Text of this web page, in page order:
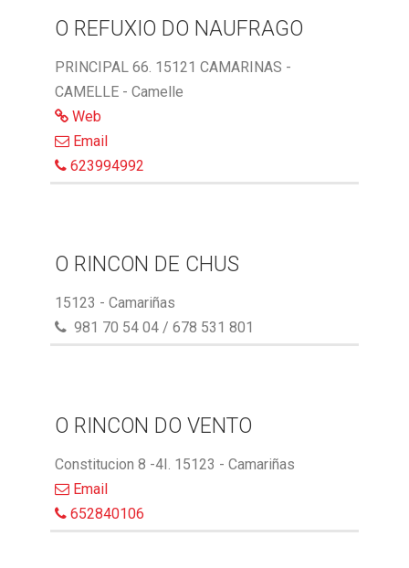
O REFUXIO DO NAUFRAGO
PRINCIPAL 66. 15121 CAMARINAS -
CAMELLE - Camelle
Web
Email
623994992
O RINCON DE CHUS
15123 - Camariñas
981 70 54 04 / 678 531 801
O RINCON DO VENTO
Constitucion 8 -4I. 15123 - Camariñas
Email
652840106